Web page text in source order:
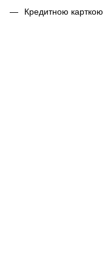
Кредитною карткою